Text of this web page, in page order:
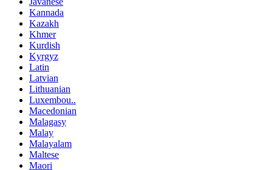
Kannada
Kazakh
Khmer
Kurdish
Kyrgyz
Latin
Latvian
Lithuanian
Luxembou..
Macedonian
Malagasy
Malay
Malayalam
Maltese
Maori